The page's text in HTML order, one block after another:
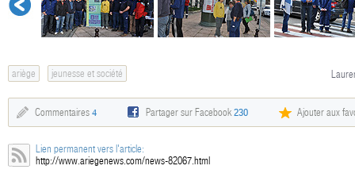
ariège jeunesse et société
Commentaires 4 Partager sur Facebook230 Ajouter aux
Lien permanent vers l'article:
http://www.ariegenews.com/news-82067.html